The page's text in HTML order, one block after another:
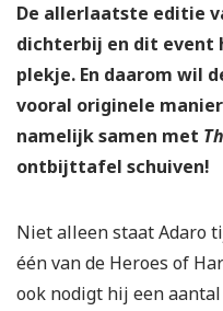
De allerlaatste editie
dichterbij en dit event
plekje. En daarom wil
vooral originele
namelijk samen met
ontbijttafel schuiven!
Niet alleen staat Adaro
één van de Heroes of
ook nodigt hij een